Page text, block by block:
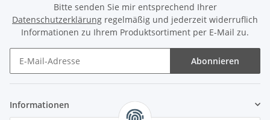
Bitte senden Sie mir entsprechend Ihrer
Datenschutzerklärung regelmäßig und jederzeit widerruflich
Informationen zu Ihrem Produktsortiment per E-Mail zu.
Abonnieren
Informationen